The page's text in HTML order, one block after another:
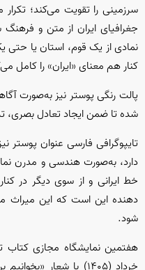
سرزمینی را تقویت می‌کند؛
جغرافیای ایران از متن و
نمادی از یک قوم، استان یا
کنار هم معنای «ایران» را کامل
پالت رنگی پوستر نیز به‌صورت
شده تا ضمن ایجاد تعادل بصری،
تایپوگرافی فارسی عنوان پوستر
دارد، به‌صورت هندسی و مدرن
خط ایرانی و از سوی دیگر در
دهنده این است که این میراث
شود.
هفتمین نمایشگاه مجازی کتاب